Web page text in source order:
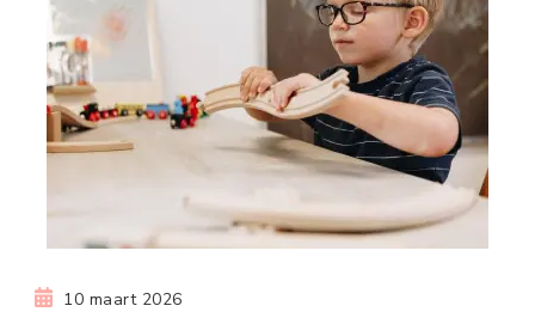
10 maart 2026